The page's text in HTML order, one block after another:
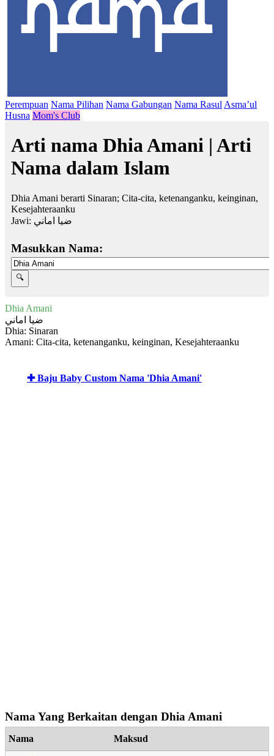
Perempuan Nama Pilihan Nama Gabungan Nama Rasul Asma’ul
Husna Mom's Club
Arti nama Dhia Amani | Arti
Nama dalam Islam
Dhia Amani berarti Sinaran; Cita-cita, ketenanganku, keinginan,
Kesejahteraanku
Jawi: ضيا اماني
Masukkan Nama:
Dhia Amani
ضيا اماني
Dhia: Sinaran
Amani: Cita-cita, ketenanganku, keinginan, Kesejahteraanku
✚ Baju Baby Custom Nama 'Dhia Amani'
Nama Yang Berkaitan dengan Dhia Amani
Nama Maksud